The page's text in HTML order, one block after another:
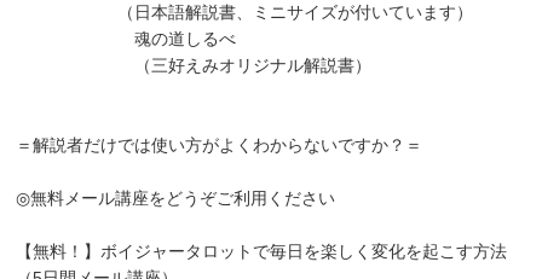
（日本語解説書、ミニサイズが付いています）
魂の道しるべ
（三好えみオリジナル解説書）
＝解説者だけでは使い方がよくわからないですか？＝
◎無料メール講座をどうぞご利用ください
【無料！】ボイジャータロットで毎日を楽しく変化を起こす方法